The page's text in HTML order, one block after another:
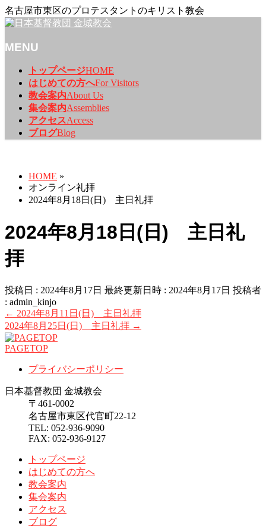
名古屋市東区のプロテスタントのキリスト教会
MENU
トップページHOME
はじめての方へFor Visitors
教会案内About Us
集会案内Assemblies
アクセスAccess
ブログBlog
HOME »
オンライン礼拝
2024年8月18日(日) 主日礼拝
2024年8月18日(日) 主日礼
拝
投稿日 : 2024年8月17日 最終更新日時 : 2024年8月17日 投稿者
: admin_kinjo
← 2024年8月11日(日) 主日礼拝
2024年8月25日(日) 主日礼拝 →
PAGETOP
プライバシーポリシー
日本基督教団 金城教会
〒461-0002
名古屋市東区代官町22-12
TEL: 052-936-9090
FAX: 052-936-9127
トップページ
はじめての方へ
教会案内
集会案内
アクセス
ブログ